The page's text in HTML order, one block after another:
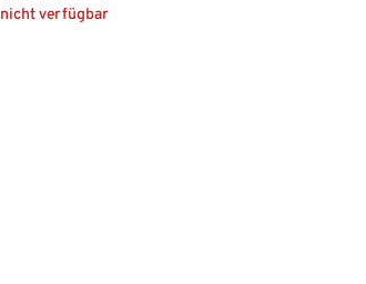
verfügbar